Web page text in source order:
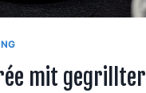
mit gegrillter